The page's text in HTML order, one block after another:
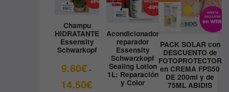
Champu
HIDRATANTE
Essensity
Schwarkopf
9.60€ -
14.50€Rango
Acondicionador
reparador
Essensity
Schwarzkopf
Sealing Lotion
1L: Reparación
y Color
PACK SOLAR con
DESCUENTO de
FOTOPROTECTOR
en CREMA FPS50
DE 200ml y de
75ML ABIDIS